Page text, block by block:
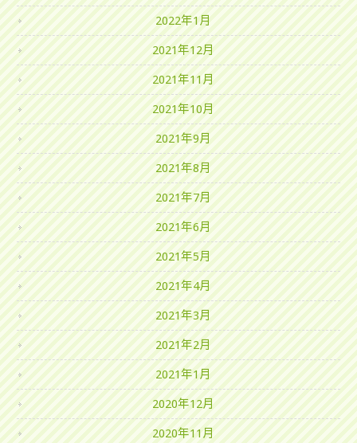
2022年1月
2021年12月
2021年11月
2021年10月
2021年9月
2021年8月
2021年7月
2021年6月
2021年5月
2021年4月
2021年3月
2021年2月
2021年1月
2020年12月
2020年11月